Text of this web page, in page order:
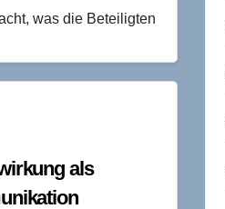
was die Beteiligten
als